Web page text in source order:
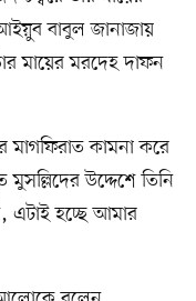
বাবুল জানাজায়
মায়ের মরদেহ দাফন
কামনা করে
উদ্দেশে তিনি
এটাই হচ্ছে আমার